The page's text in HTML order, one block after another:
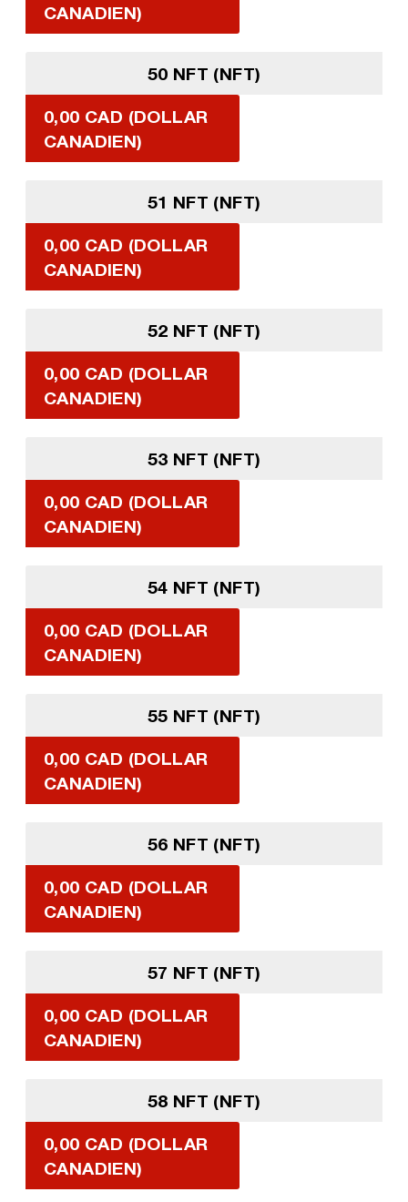
CANADIEN)
50 NFT (NFT)
0,00 CAD (DOLLAR
CANADIEN)
51 NFT (NFT)
0,00 CAD (DOLLAR
CANADIEN)
52 NFT (NFT)
0,00 CAD (DOLLAR
CANADIEN)
53 NFT (NFT)
0,00 CAD (DOLLAR
CANADIEN)
54 NFT (NFT)
0,00 CAD (DOLLAR
CANADIEN)
55 NFT (NFT)
0,00 CAD (DOLLAR
CANADIEN)
56 NFT (NFT)
0,00 CAD (DOLLAR
CANADIEN)
57 NFT (NFT)
0,00 CAD (DOLLAR
CANADIEN)
58 NFT (NFT)
0,00 CAD (DOLLAR
CANADIEN)